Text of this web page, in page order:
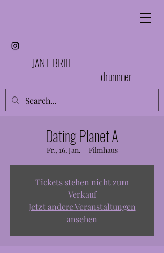
JAN F BRILL
drummer
Dating Planet A
Fr., 16. Jan.
  |
Filmhaus
Tickets stehen nicht zum
Verkauf
Jetzt andere Veranstaltungen
ansehen